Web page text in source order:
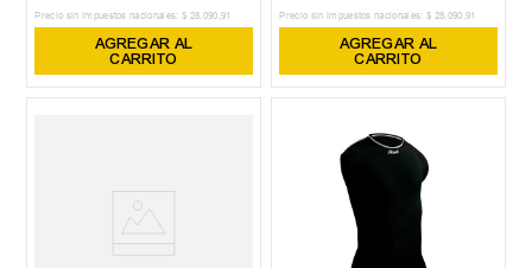
Precio sin impuestos nacionales: $ 28.090 ,91
AGREGAR AL
CARRITO
Precio sin impuestos nacionales: $ 28.090 ,91
AGREGAR AL
CARRITO